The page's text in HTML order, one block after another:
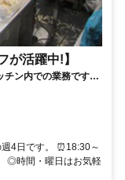
が活躍中!】
チン内での業務です。
腹をうめたいサラリ
でやっている楽しい
、どんな方でもスグ
4日です。 ⏰18:30～
◎時間・曜日はお気軽